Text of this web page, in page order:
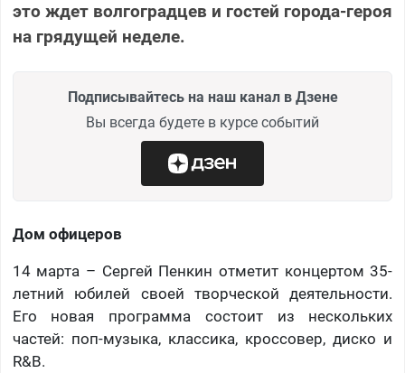
это ждет волгоградцев и гостей города-героя
на грядущей неделе.
Подписывайтесь на наш канал в Дзене
Вы всегда будете в курсе событий
Дом офицеров
14 марта – Сергей Пенкин отметит концертом 35-
летний юбилей своей творческой деятельности.
Его новая программа состоит из нескольких
частей: поп-музыка, классика, кроссовер, диско и
R&B.